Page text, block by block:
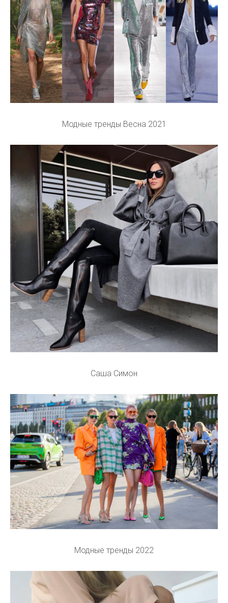
Модные тренды Весна 2021
Саша Симон
Модные тренды 2022